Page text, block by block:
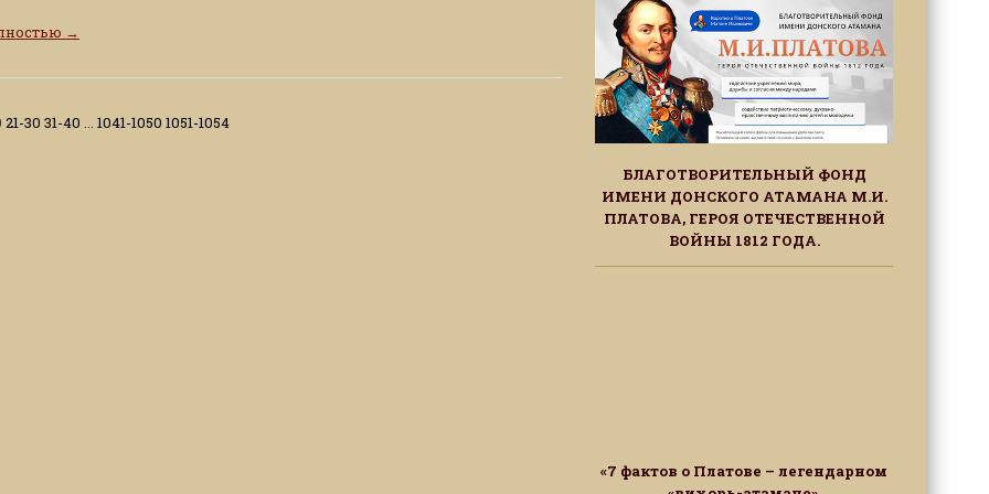
→
21-30 31-40 1041-1050 1051-1054
БЛАГОТВОРИТЕЛЬНЫЙ ФОНД
ИМЕНИ ДОНСКОГО АТАМАНА М.И.
ПЛАТОВА, ГЕРОЯ ОТЕЧЕСТВЕННОЙ
ВОЙНЫ 1812 ГОДА.
«7 фактов о Платове – легендарном